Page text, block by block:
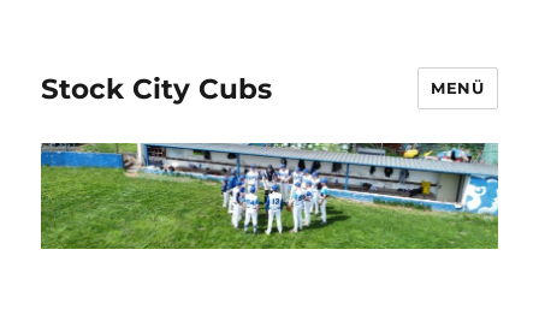
Stock City Cubs MENÜ